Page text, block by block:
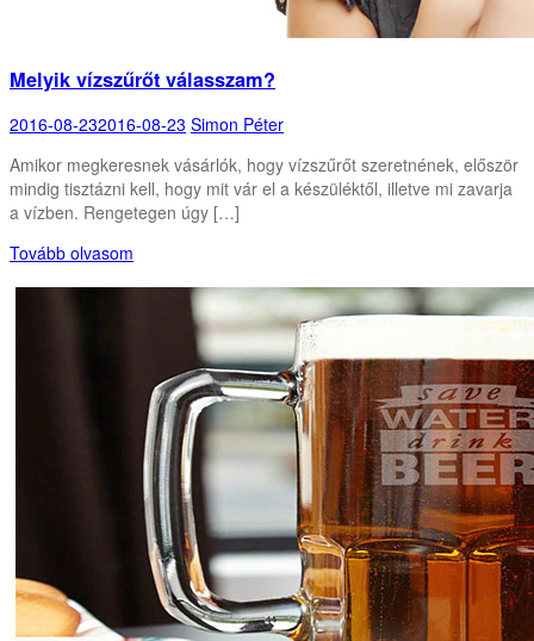
Melyik vízszűrőt válasszam?
2016-08-232016-08-23 Simon Péter
Amikor megkeresnek vásárlók, hogy vízszűrőt szeretnének, először
mindig tisztázni kell, hogy mit vár el a készüléktől, illetve mi zavarja
a vízben. Rengetegen úgy […]
Tovább olvasom